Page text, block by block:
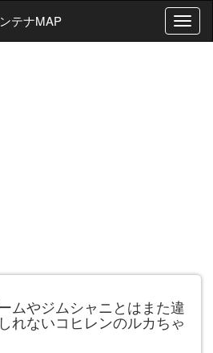
T
o
テナMAP
ムやジムシャニとはまた違
れないコヒレンのルカちゃ